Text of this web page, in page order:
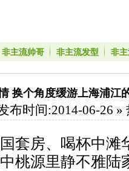
非主流帅哥 非主流发型 非
换个角度缓游上海浦江
布时间:2014-06-26 »
房、喝杯中滩
桃源里静不雅陆